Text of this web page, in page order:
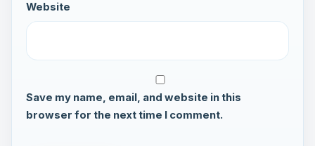
Website
Save my name, email, and website in this
browser for the next time I comment.